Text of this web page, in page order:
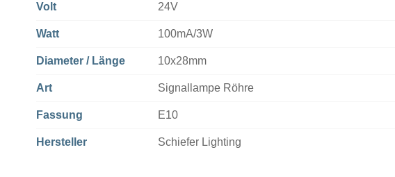
Volt 24V
Watt 100mA/3W
Diameter / Länge 10x28mm
Art Signallampe Röhre
Fassung E10
Hersteller Schiefer Lighting